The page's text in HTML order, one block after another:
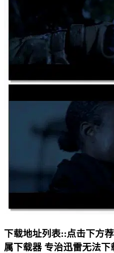
下载地址列表::点击下方
属下载器 专治迅雷无法下